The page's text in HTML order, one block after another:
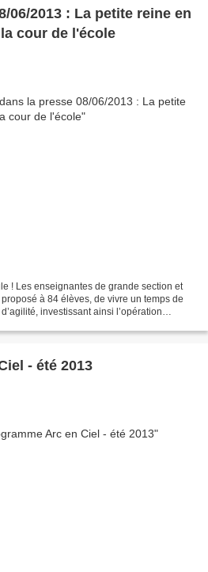
06/2013 : La petite reine en
cour de l'école
! Les enseignantes de grande section et
à 84 élèves, de vivre un temps de
investissant ainsi l’opération
- été 2013